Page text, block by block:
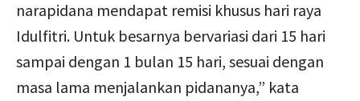
narapidana mendapat remisi khusus hari raya
Idulfitri. Untuk besarnya bervariasi dari 15 hari
sampai dengan 1 bulan 15 hari, sesuai dengan
masa lama menjalankan pidananya,” kata